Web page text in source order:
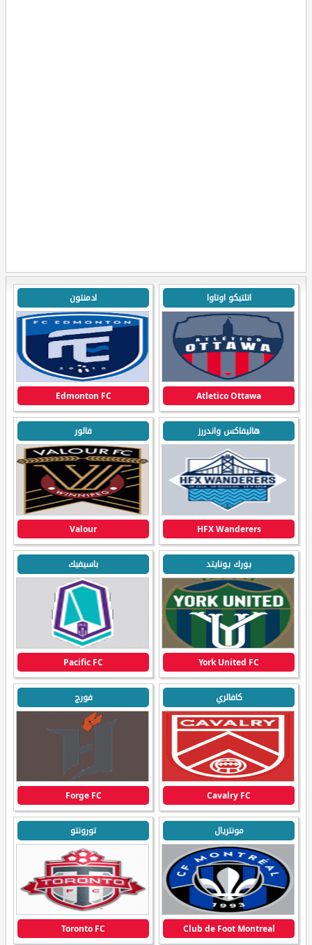
اتلتيكو اوتاوا
Atletico Ottawa
ادمنتون
Edmonton FC
هاليفاكس واندررز
HFX Wanderers
فالور
Valour
يورك يونايتد
York United FC
باسيفيك
Pacific FC
كافالري
Cavalry FC
فورج
Forge FC
مونتريال
Club de Foot Montreal
تورونتو
Toronto FC